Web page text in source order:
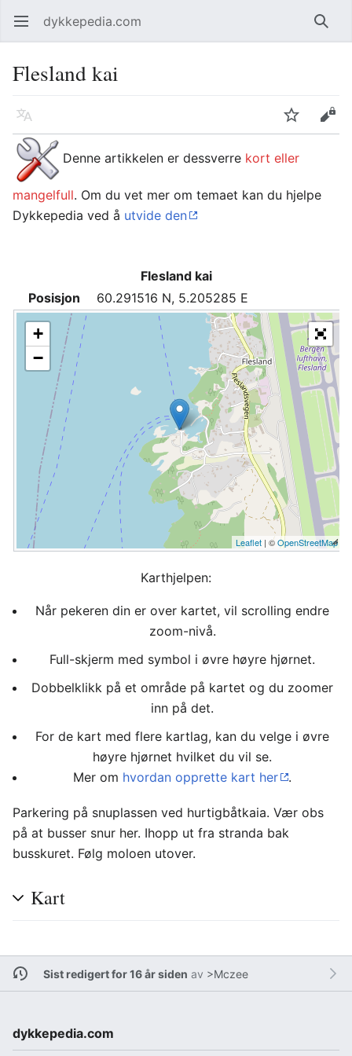
Åpne hovedmenyen dykkepedia.com Søk
Flesland kai
Språk Overvåk Rediger
Denne artikkelen er dessverre kort eller
mangelfull. Om du vet mer om temaet kan du hjelpe
Dykkepedia ved å utvide den
Flesland kai
Posisjon
60.291516 N, 5.205285 E
+
−
Leaflet | ©OpenStreetMap
Karthjelpen:
Når pekeren din er over kartet, vil scrolling endre
zoom-nivå.
Full-skjerm med symbol i øvre høyre hjørnet.
Dobbelklikk på et område på kartet og du zoomer
inn på det.
For de kart med flere kartlag, kan du velge i øvre
høyre hjørnet hvilket du vil se.
Mer om hvordan opprette kart her .
Parkering på snuplassen ved hurtigbåtkaia. Vær obs
på at busser snur her. Ihopp ut fra stranda bak
busskuret. Følg moloen utover.
Kart
Sist redigert for 16 år siden av >Mczee
dykkepedia.com